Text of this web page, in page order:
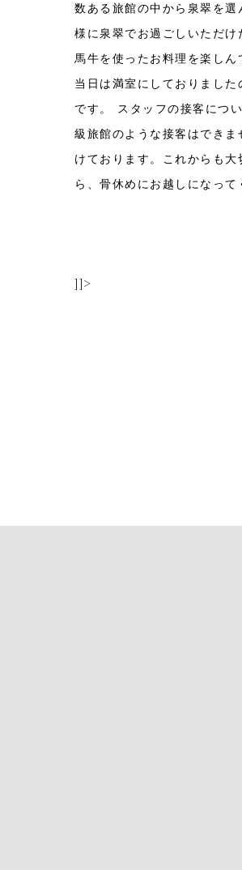
数ある旅館の中から泉翠を選
様に泉翠でお過ごしいただけ
馬牛を使ったお料理を楽し
当日は満室にしておりまし
です。
スタッフの接客につ
級旅館のような接客はでき
けております。これからも大
ら、骨休めにお越しになっ
]]>